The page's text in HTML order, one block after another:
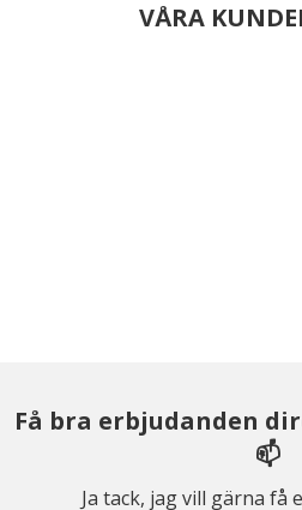
VÅRA
Få bra erbjudanden
📫
Ja tack, jag vill gärna få